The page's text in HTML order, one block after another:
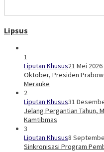
Lipsus
1
Liputan Khusus21 Mei 2026
Oktober, Presiden
Merauke
2
Liputan Khusus31
Jelang Pergantian Tahun,
Kamtibmas
3
Liputan Khusus8
Sinkronisasi Program